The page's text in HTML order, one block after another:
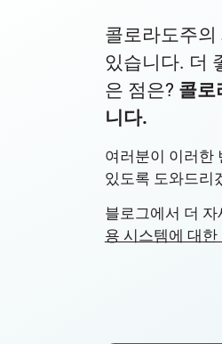
콜로라도주
있습니다. 더
은 점은? 콜로
니다.
여러분이 이러한
있도록 도와드리
블로그에서 더
용 시스템에 대